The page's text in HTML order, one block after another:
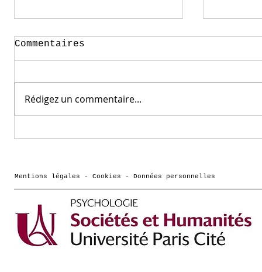
mentale ? une
interview de Morgane
Hericher sur France
culture
Commentaires
Rédigez un commentaire...
Mentions légales - Cookies - Données personnelles